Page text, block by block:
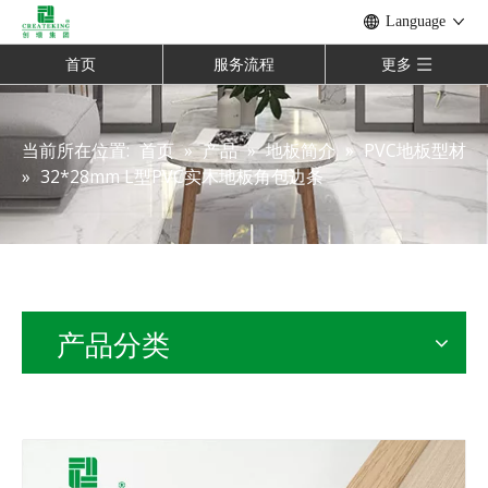
Language
首页 服务流程 更多
当前所在位置: 首页 » 产品 » 地板简介 » PVC地板型材
» 32*28mm L型PVC实木地板角包边条
产品分类